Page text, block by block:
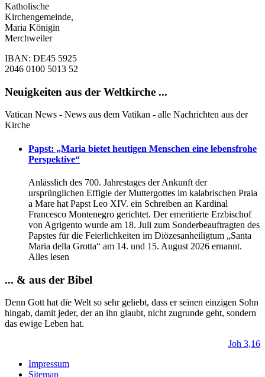
Katholische
Kirchengemeinde,
Maria Königin
Merchweiler
IBAN: DE45 5925
2046 0100 5013 52
Neuigkeiten aus der Weltkirche ...
Vatican News - News aus dem Vatikan - alle Nachrichten aus der
Kirche
Papst: „Maria bietet heutigen Menschen eine lebensfrohe
Perspektive“
Anlässlich des 700. Jahrestages der Ankunft der
ursprünglichen Effigie der Muttergottes im kаlabrischen Praia
a Mare hat Papst Leo XIV. ein Schreiben an Kardinal
Francesco Montenegro gerichtet. Der emeritierte Erzbischof
von Agrigento wurde am 18. Juli zum Sonderbeauftragten des
Papstes für die Feierlichkeiten im Diözesanheiligtum „Santa
Maria della Grotta“ am 14. und 15. August 2026 ernannt.
Alles lesen
... & aus der Bibel
Denn Gott hat die Welt so sehr geliebt, dass er seinen einzigen Sohn
hingab, damit jeder, der an ihn glaubt, nicht zugrunde geht, sondern
das ewige Leben hat.
Joh 3,16
Impressum
Sitemap